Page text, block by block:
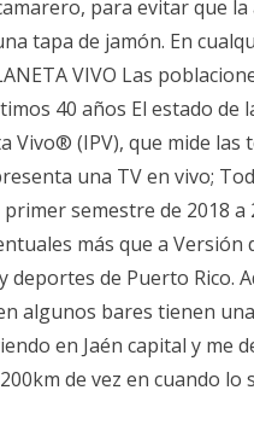
para evitar que
tapa de jamón. En
VIVO Las
40 años El estado de
Vivo® (IPV), que mide las
una TV en vivo;
semestre de 2018 a
más que a Versión
de Puerto Rico.
algunos bares tienen
en Jaén capital y me
de vez en cuando lo